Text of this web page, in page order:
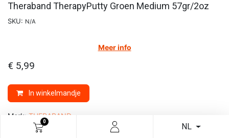
0
NL
Theraband TherapyPutty Groen Medium 57gr/2oz
SKU: N/A
Meer info
€ 5,99
In winkelmandje
Merk: THERABAND
Category: